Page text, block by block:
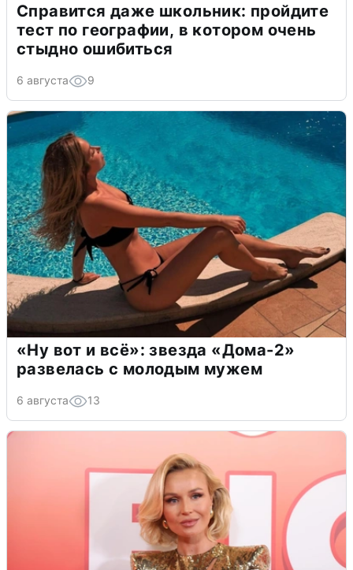
Справится даже школьник: пройдите
тест по географии, в котором очень
стыдно ошибиться
6 августа 9
«Ну вот и всё»: звезда «Дома-2»
развелась с молодым мужем
6 августа 13